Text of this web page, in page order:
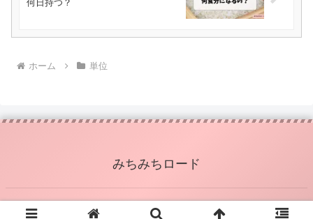
何日持つ？
ホーム 単位
みちみちロード